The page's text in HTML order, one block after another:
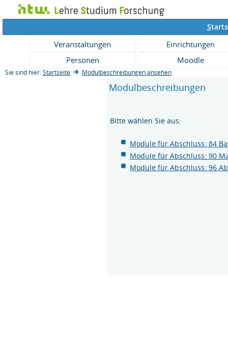
S
Veranstaltungen
Einrichtungen
Personen
Moodle
Sie sind hier: Startseite Modulbeschreibungen ansehen
Modulbeschreibungen
Bitte wählen Sie aus:
Module für Abschluss: 84
Module für Abschluss: 90
Module für Abschluss: 96